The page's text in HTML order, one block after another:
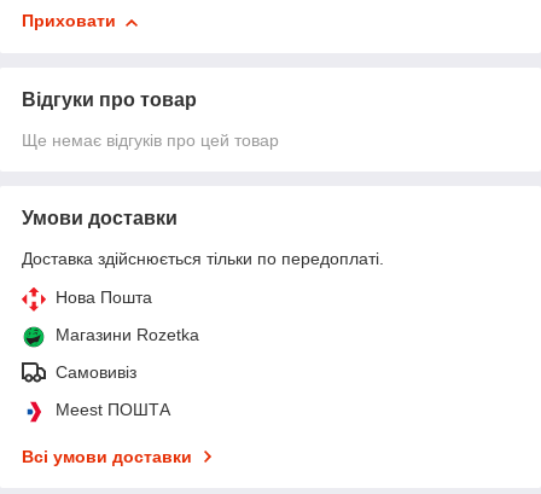
Приховати
Відгуки про товар
Ще немає відгуків про цей товар
Умови доставки
Доставка здійснюється тільки по передоплаті.
Нова Пошта
Магазини Rozetka
Самовивіз
Meest ПОШТА
Всі умови доставки